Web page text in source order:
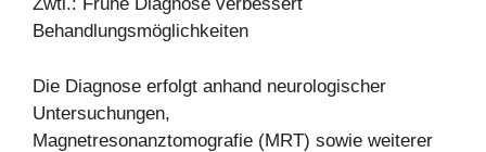
Behandlungsmöglichkeiten
Die Diagnose erfolgt anhand neurologischer
Untersuchungen,
Magnetresonanztomografie (MRT) sowie weiterer